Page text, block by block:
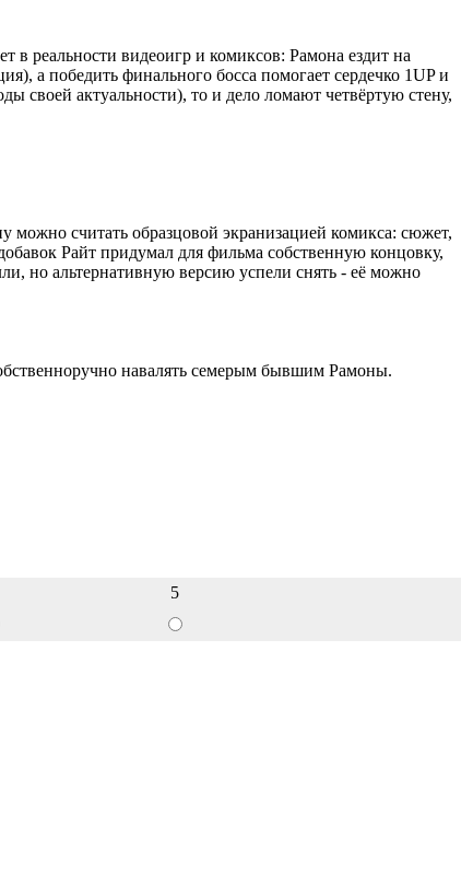
реальности видеоигр и комиксов: Рамона ездит на
а победить финального босса помогает сердечко 1UP и
актуальности), то и дело ломают четвёртую стену,
считать образцовой экранизацией комикса: сюжет,
Райт придумал для фильма собственную концовку,
но альтернативную версию успели снять - её можно
навалять семерым бывшим Рамоны.
5